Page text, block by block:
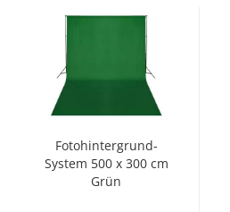
Fotohintergrund-
System 500 x 300 cm
Grün